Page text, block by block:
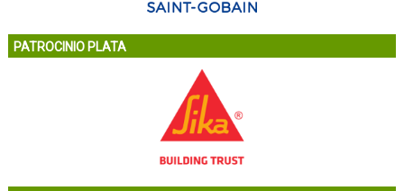
PATROCINIO PLATA